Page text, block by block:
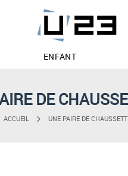
ENFANT
DE
ACCUEIL UNE PAIRE DE